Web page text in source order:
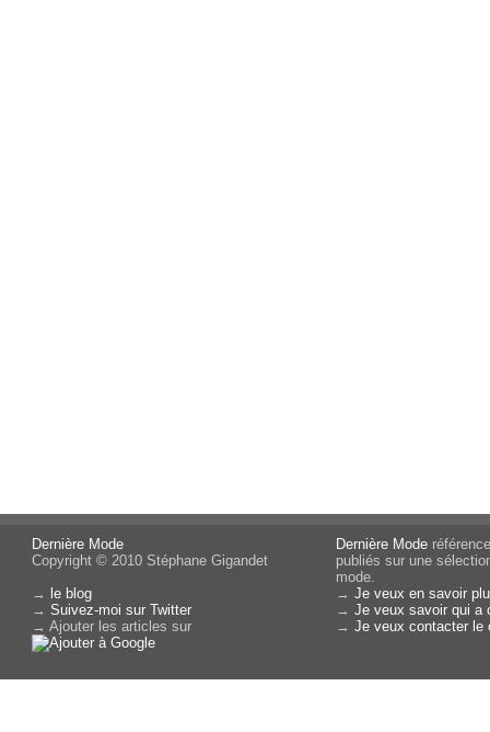
Dernière Mode
Copyright © 2010 Stéphane Gigandet
→ le blog
→Suivez-moi sur Twitter
→ Ajouter les articles sur
Dernière Mode
publiés sur une
mode.
→Je veux en savoir
→Je veux savoir qui a
→Je veux contacter le